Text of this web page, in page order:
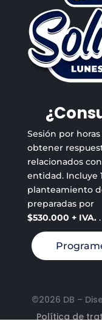
Sesión por
obtener
relacionados
entidad. Incluye
planteamiento
preparadas por
$530.000 + IVA. .
©2026 DB –
Política de